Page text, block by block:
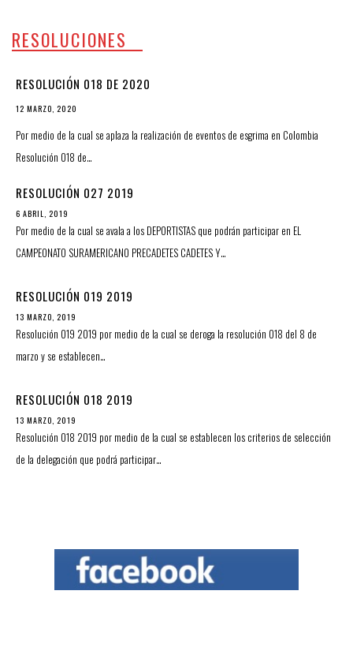
RESOLUCIONES
RESOLUCIÓN 018 DE 2020
12 MARZO, 2020
Por medio de la cual se aplaza la realización de eventos de esgrima en Colombia
Resolución 018 de…
RESOLUCIÓN 027 2019
6 ABRIL, 2019
Por medio de la cual se avala a los DEPORTISTAS que podrán participar en EL
CAMPEONATO SURAMERICANO PRECADETES CADETES Y…
RESOLUCIÓN 019 2019
13 MARZO, 2019
Resolución 019 2019 por medio de la cual se deroga la resolución 018 del 8 de
marzo y se establecen…
RESOLUCIÓN 018 2019
13 MARZO, 2019
Resolución 018 2019 por medio de la cual se establecen los criterios de selección
de la delegación que podrá participar…